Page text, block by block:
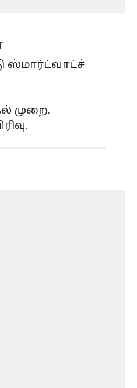
ஸ்மார்ட்வாட்ச்
முறை.